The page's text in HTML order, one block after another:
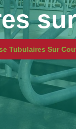
Tubulaires Sur